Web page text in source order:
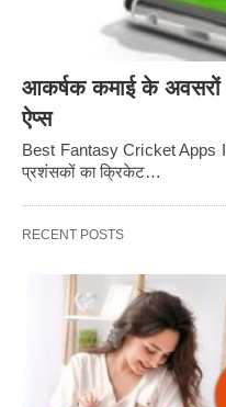
आकर्षक कमाई के अवसरों
ऐप्स
Best Fantasy Cricket Apps
प्रशंसकों का क्रिकेट…
RECENT POSTS